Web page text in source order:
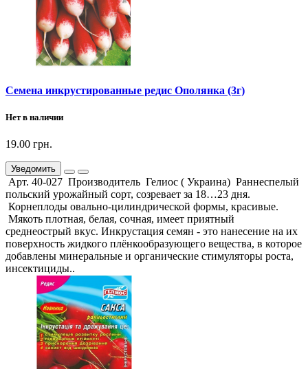
Семена инкрустированные редис Ополянка (3г)
Нет в наличии
19.00 грн.
Уведомить
Арт. 40-027 Производитель Гелиос ( Украина) Раннеспелый
польский урожайный сорт, созревает за 18…23 дня.
Корнеплоды oвально-цилиндрической формы, красивые.
Мякоть плотная, белая, сочная, имеет приятный
среднеострый вкус. Инкрустация семян - это нанесение на их
поверхность жидкого плёнкообразующего вещества, в которое
добавлены минеральные и органические стимуляторы роста,
инсектициды..